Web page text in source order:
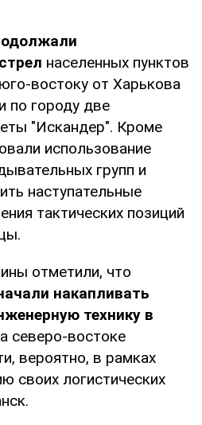
населенных пунктов
востоку от Харькова
по городу две
"Искандер". Кроме
использование
групп и
наступательные
тактических позиций
отметили, что
накапливать
технику в
северо-востоке
вероятно, в рамках
своих логистических